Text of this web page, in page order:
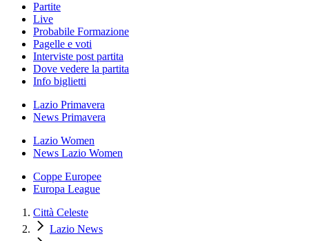
Partite
Live
Probabile Formazione
Pagelle e voti
Interviste post partita
Dove vedere la partita
Info biglietti
Lazio Primavera
News Primavera
Lazio Women
News Lazio Women
Coppe Europee
Europa League
Città Celeste
Lazio News